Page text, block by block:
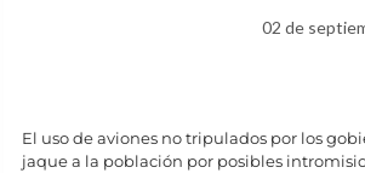
02 de
El uso de aviones no tripulados por los
jaque a la población por posibles